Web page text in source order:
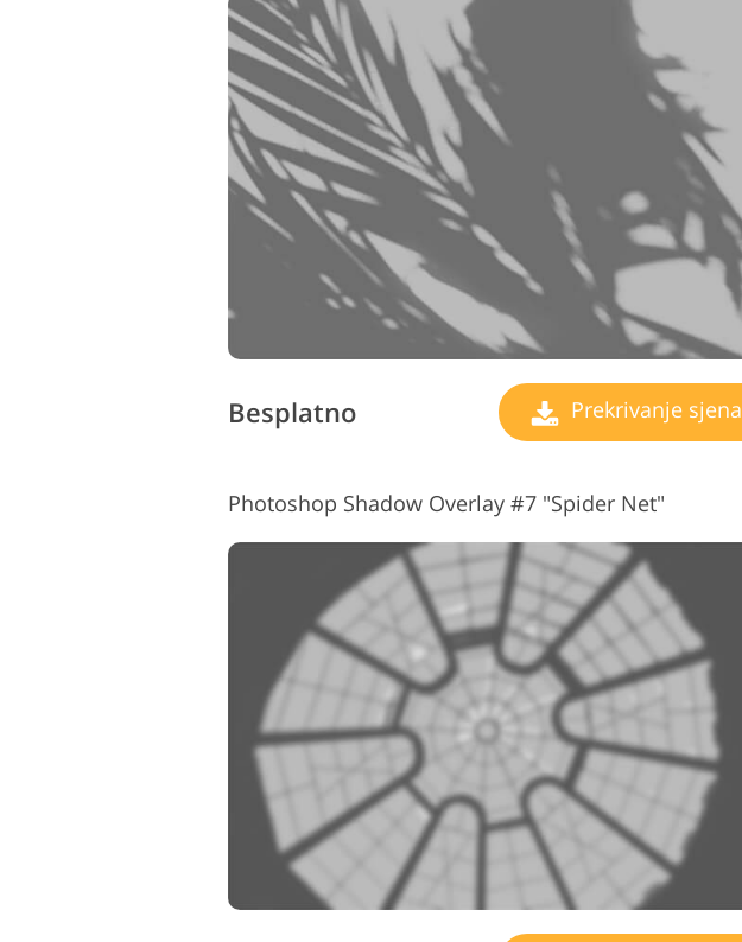
Besplatno Prekrivanje sjena
Photoshop Shadow Overlay #7 "Spider Net"